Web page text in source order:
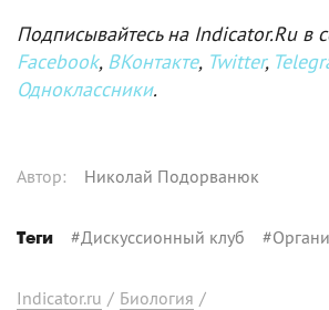
Подписывайтесь на Indicator.Ru в
Facebook, ВКонтакте, Twitter,
Одноклассники.
Автор: Николай Подорванюк
Теги #Дискуссионный клуб #
Indicator.ru / Биология /